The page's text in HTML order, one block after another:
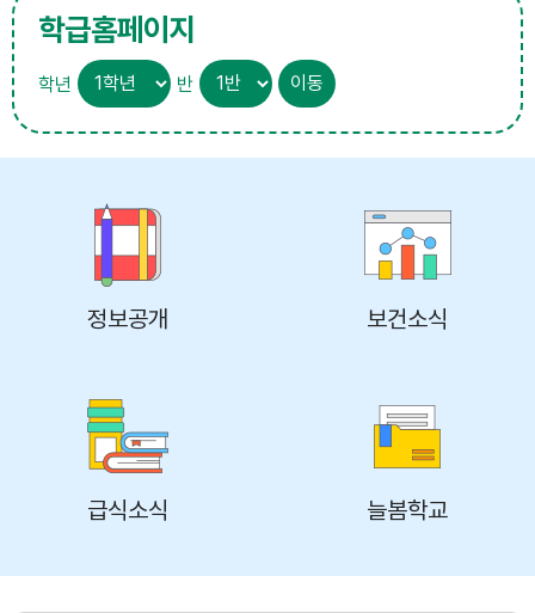
학급홈페이지
학년 반
정보공개 보건소식
급식소식 늘봄학교